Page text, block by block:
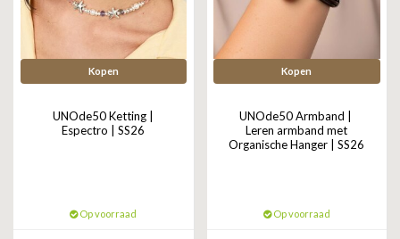
Kopen
UNOde50 Ketting |
Espectro | SS26
Op voorraad
Kopen
UNOde50 Armband |
Leren armband met
Organische Hanger | SS26
Op voorraad